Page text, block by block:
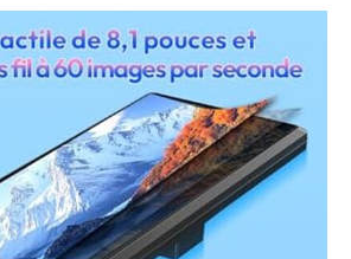
mettre en œuvre pour
que vous soyez
entièrement satisfait du